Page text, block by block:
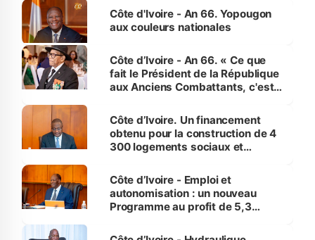
l'Etat de droit pour préserver les
vies humaines »
Côte d'Ivoire - An 66. Yopougon
aux couleurs nationales
Côte d’Ivoire - An 66. « Ce que
fait le Président de la République
aux Anciens Combattants, c'est
Côte d’Ivoire. Un financement
obtenu pour la construction de 4
300 logements sociaux et
et Yamoussoukro
Côte d’Ivoire - Emploi et
autonomisation : un nouveau
Programme au profit de 5,3